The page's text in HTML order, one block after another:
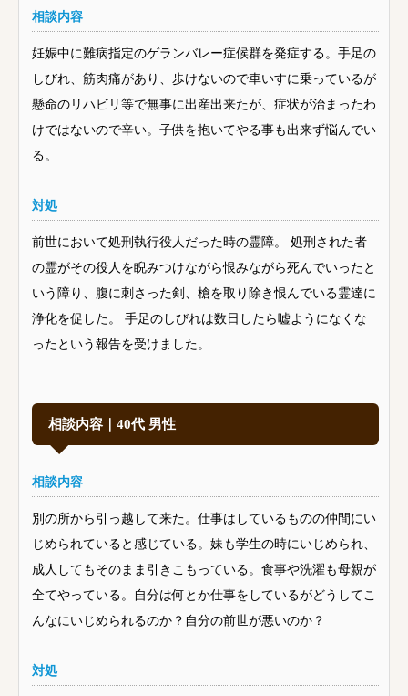
相談内容
妊娠中に難病指定のゲランバレー症候群を発症する。手足の
しびれ、筋肉痛があり、歩けないので車いすに乗っているが
懸命のリハビリ等で無事に出産出来たが、症状が治まったわ
けではないので辛い。子供を抱いてやる事も出来ず悩んでい
る。
対処
前世において処刑執行役人だった時の霊障。 処刑された者
の霊がその役人を睨みつけながら恨みながら死んでいったと
いう障り、腹に刺さった剣、槍を取り除き恨んでいる霊達に
浄化を促した。 手足のしびれは数日したら嘘ようになくな
ったという報告を受けました。
相談内容｜40代 男性
相談内容
別の所から引っ越して来た。仕事はしているものの仲間にい
じめられていると感じている。妹も学生の時にいじめられ、
成人してもそのまま引きこもっている。食事や洗濯も母親が
全てやっている。自分は何とか仕事をしているがどうしてこ
んなにいじめられるのか？自分の前世が悪いのか？
対処